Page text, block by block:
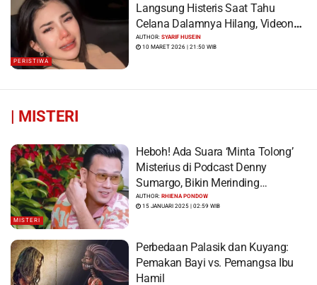
PERISTIWA
Langsung Histeris Saat Tahu
Celana Dalamnya Hilang, Videonya
Viral
AUTHOR:SYARIF HUSEIN
10 MARET 2026 | 21:50 WIB
MISTERI
MISTERI
Heboh! Ada Suara ‘Minta Tolong’
Misterius di Podcast Denny
Sumargo, Bikin Merinding…
AUTHOR:RHIENA PONDOW
15 JANUARI 2025 | 02:59 WIB
Perbedaan Palasik dan Kuyang:
Pemakan Bayi vs. Pemangsa Ibu
Hamil